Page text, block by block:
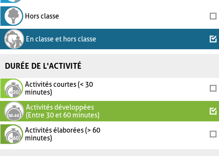
Hors classe
En classe et hors classe
DURÉE DE L'ACTIVITÉ
Activités courtes (< 30
minutes)
Activités développées
(Entre 30 et 60 minutes)
Activités élaborées (> 60
minutes)